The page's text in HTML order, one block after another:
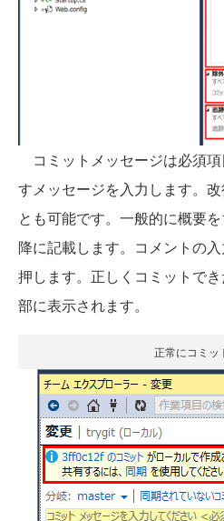
コミットメッセージは必須
すメッセージを入力します。
とも可能です。一般的に概要
降に記載します。コメントの
押します。正しくコミットで
部に表示されます。
正常にコミッ